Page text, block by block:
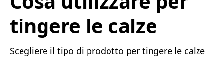
tingere le calze
Scegliere il tipo di prodotto per tingere le calze